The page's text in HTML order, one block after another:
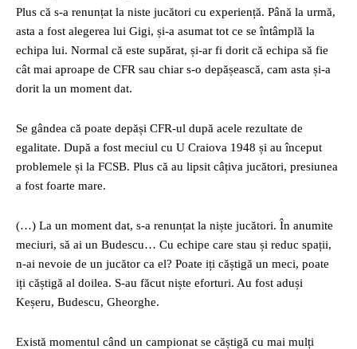
Plus că s-a renunțat la niste jucători cu experiență. Până la urmă,
asta a fost alegerea lui Gigi, și-a asumat tot ce se întâmplă la
echipa lui. Normal că este supărat, și-ar fi dorit că echipa să fie
cât mai aproape de CFR sau chiar s-o depășească, cam asta și-a
dorit la un moment dat.
Se gândea că poate depăși CFR-ul după acele rezultate de
egalitate. După a fost meciul cu U Craiova 1948 și au început
problemele și la FCSB. Plus că au lipsit câțiva jucători, presiunea
a fost foarte mare.
(…) La un moment dat, s-a renunțat la niște jucători. În anumite
meciuri, să ai un Budescu… Cu echipe care stau și reduc spații,
n-ai nevoie de un jucător ca el? Poate iți căștigă un meci, poate
iți căștigă al doilea. S-au făcut niște eforturi. Au fost aduși
Keșeru, Budescu, Gheorghe.
Există momentul când un campionat se căștigă cu mai mulți